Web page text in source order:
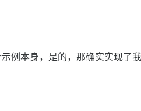
本身，是的，那确实实现了我